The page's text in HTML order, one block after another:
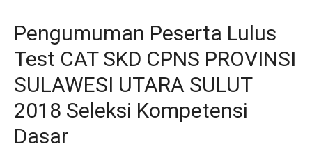
Pengumuman Peserta Lulus
Test CAT SKD CPNS PROVINSI
SULAWESI UTARA SULUT
2018 Seleksi Kompetensi
Dasar